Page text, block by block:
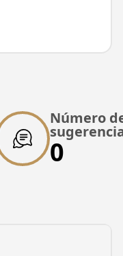
Contrato de
de
del Carril
de Metrobús
6628
Número
0